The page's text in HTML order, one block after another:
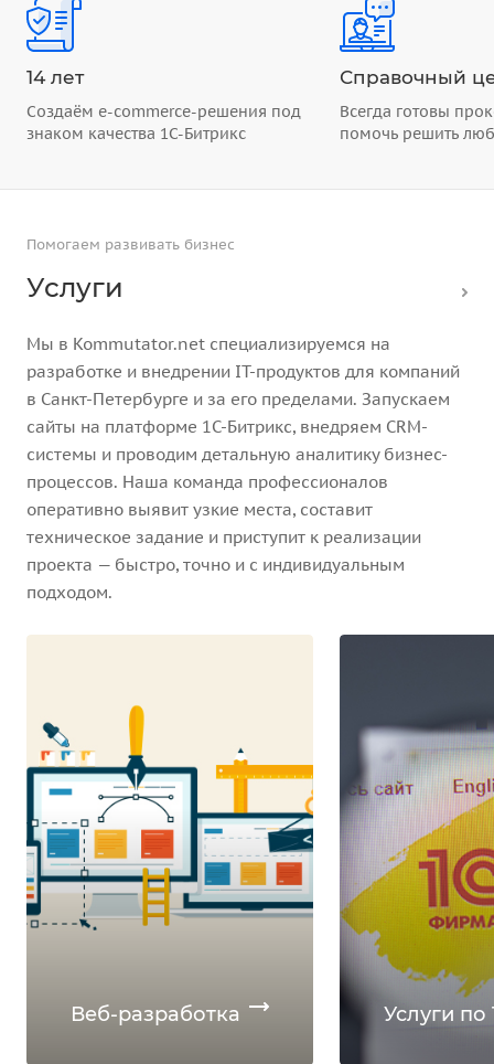
14 лет
Создаём e-commerce-решения под
знаком качества 1С-Битрикс
Справочный
Всегда готовы
помочь решить
Помогаем развивать бизнес
Услуги
Мы в Kommutator.net специализируемся на
разработке и внедрении IT-продуктов для компаний
в Санкт-Петербурге и за его пределами. Запускаем
сайты на платформе 1С-Битрикс, внедряем CRM-
системы и проводим детальную аналитику бизнес-
процессов. Наша команда профессионалов
оперативно выявит узкие места, составит
техническое задание и приступит к реализации
проекта — быстро, точно и с индивидуальным
подходом.
Веб-разработка Услуги по